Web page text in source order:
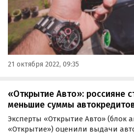
21 октября 2022, 09:35
«Открытие Авто»: россияне
меньшие суммы
Эксперты «Открытие Авто» (блок
«Открытие») оценили выдачи